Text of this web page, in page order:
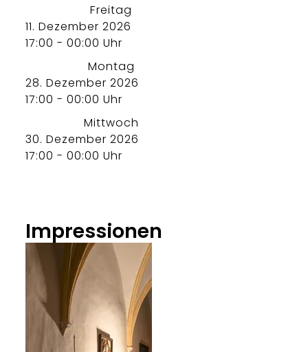
Freitag
11. Dezember 2026
17:00 - 00:00 Uhr
Montag
28. Dezember 2026
17:00 - 00:00 Uhr
Mittwoch
30. Dezember 2026
17:00 - 00:00 Uhr
Impressionen